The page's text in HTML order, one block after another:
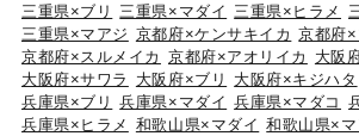
三重県×ブリ
三重県×マダイ 三重県×ヒラメ
三重県×マアジ 京都府×ケンサキイカ 京都府×
京都府×スルメイカ 京都府×アオリイカ
大阪
大阪府×サワラ
大阪府×ブリ 大阪府×キジハタ
兵庫県×ブリ
兵庫県×マダイ 兵庫県×マダコ
兵庫県×ヒラメ 和歌山県×マダイ 和歌山県×マ